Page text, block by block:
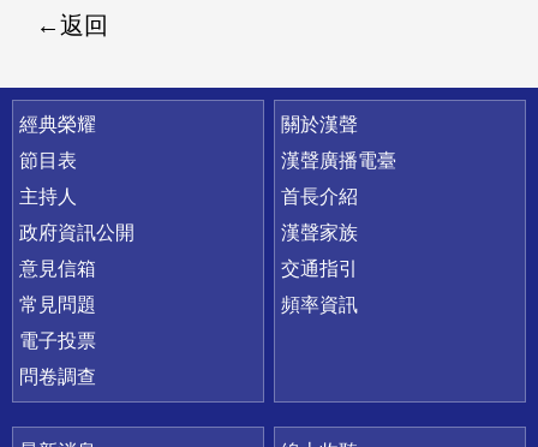
返回
快速連結
經典榮耀
節目表
主持人
政府資訊公開
意見信箱
常見問題
電子投票
問卷調查
關於漢聲
漢聲廣播電臺
首長介紹
漢聲家族
交通指引
頻率資訊